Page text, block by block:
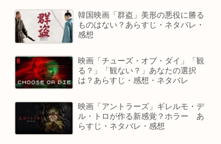
韓国映画「群盗」美形の悪役に勝る
ものはない？あらすじ・ネタバレ・
感想
映画「チューズ・オブ・ダイ」「観
る？」「観ない？」あなたの選択
は？あらすじ・感想・ネタバレ
映画「アントラーズ」ギレルモ・デ
ル・トロが作る新感覚？ホラー あ
らすじ・ネタバレ・感想